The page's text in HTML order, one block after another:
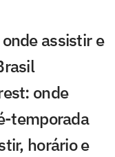
assistir e
onde
temporada
horário e